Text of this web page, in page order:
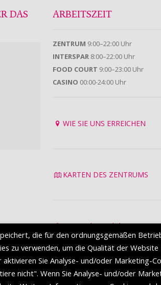
DAS
ARBEITSZEIT
ZENTRUM 9:00–22:00 Uhr
INTERSPAR 8:00–22:00 Uhr
FOOD COURT 9:00–23:00 Uhr
CASINO 00:00-24:00 Uhr
WIE SIE UNS ERREICHEN
KARTEN DES ZENTRUMS
Datenschutzrichtlinie
Nutzungsbedingungen
die für den ordnungsgemäßen
zu verwenden, um die Qualität der Website
Sie Analyse- und/oder Marketing-
nicht". Wenn Sie Analyse- und/oder